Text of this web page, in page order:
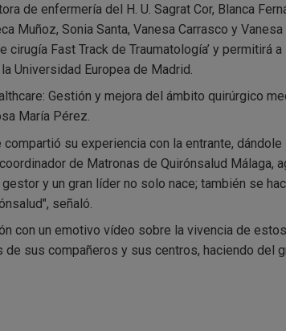
de enfermería del H. U. Sagrat Cor, Blanca
Muñoz, Sonia Santa, Vanesa Carrasco y
Fast Track de Traumatología’ y
Universidad Europea de Madrid.
Gestión y mejora del ámbito quirúrgico
María Pérez.
su experiencia con la entrante,
de Matronas de Quirónsalud Málaga,
y un gran líder no solo nace; también se
señaló.
con un emotivo vídeo sobre la vivencia de
sus compañeros y sus centros, haciendo del